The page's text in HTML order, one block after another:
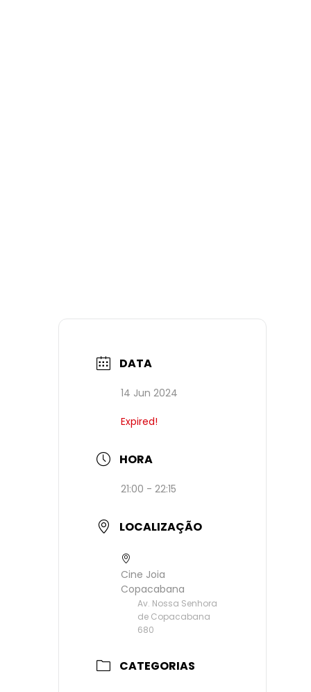
DATA
14 Jun 2024
Expired!
HORA
21:00 - 22:15
LOCALIZAÇÃO
Cine Joia
Copacabana
Av. Nossa Senhora
de Copacabana
680
CATEGORIAS